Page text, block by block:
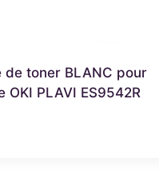
de toner BLANC pour
OKI PLAVI ES9542R